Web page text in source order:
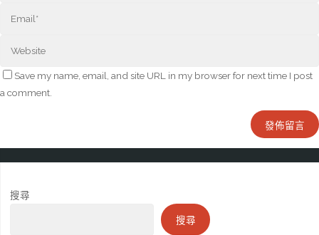
Save my name, email, and site URL in my browser for next time I post
a comment.
搜尋
搜尋